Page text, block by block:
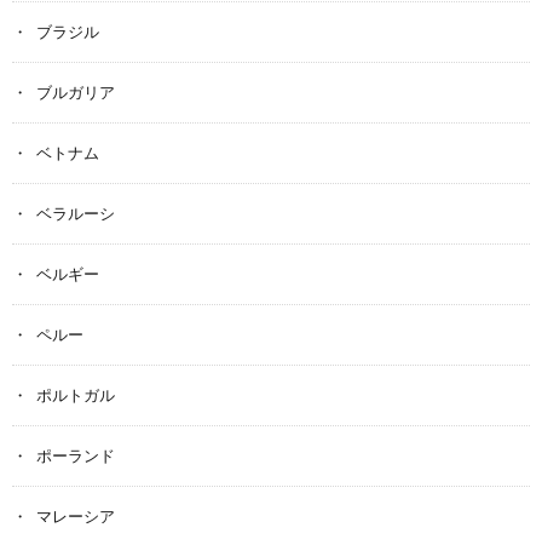
ブラジル
ブルガリア
ベトナム
ベラルーシ
ベルギー
ペルー
ポルトガル
ポーランド
マレーシア